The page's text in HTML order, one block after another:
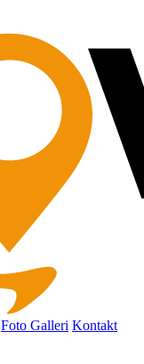
Foto Galleri Kontakt